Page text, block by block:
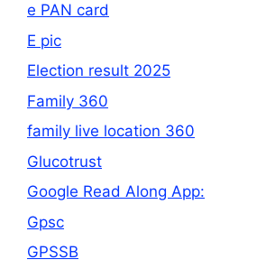
e PAN card
E pic
Election result 2025
Family 360
family live location 360
Glucotrust
Google Read Along App:
Gpsc
GPSSB